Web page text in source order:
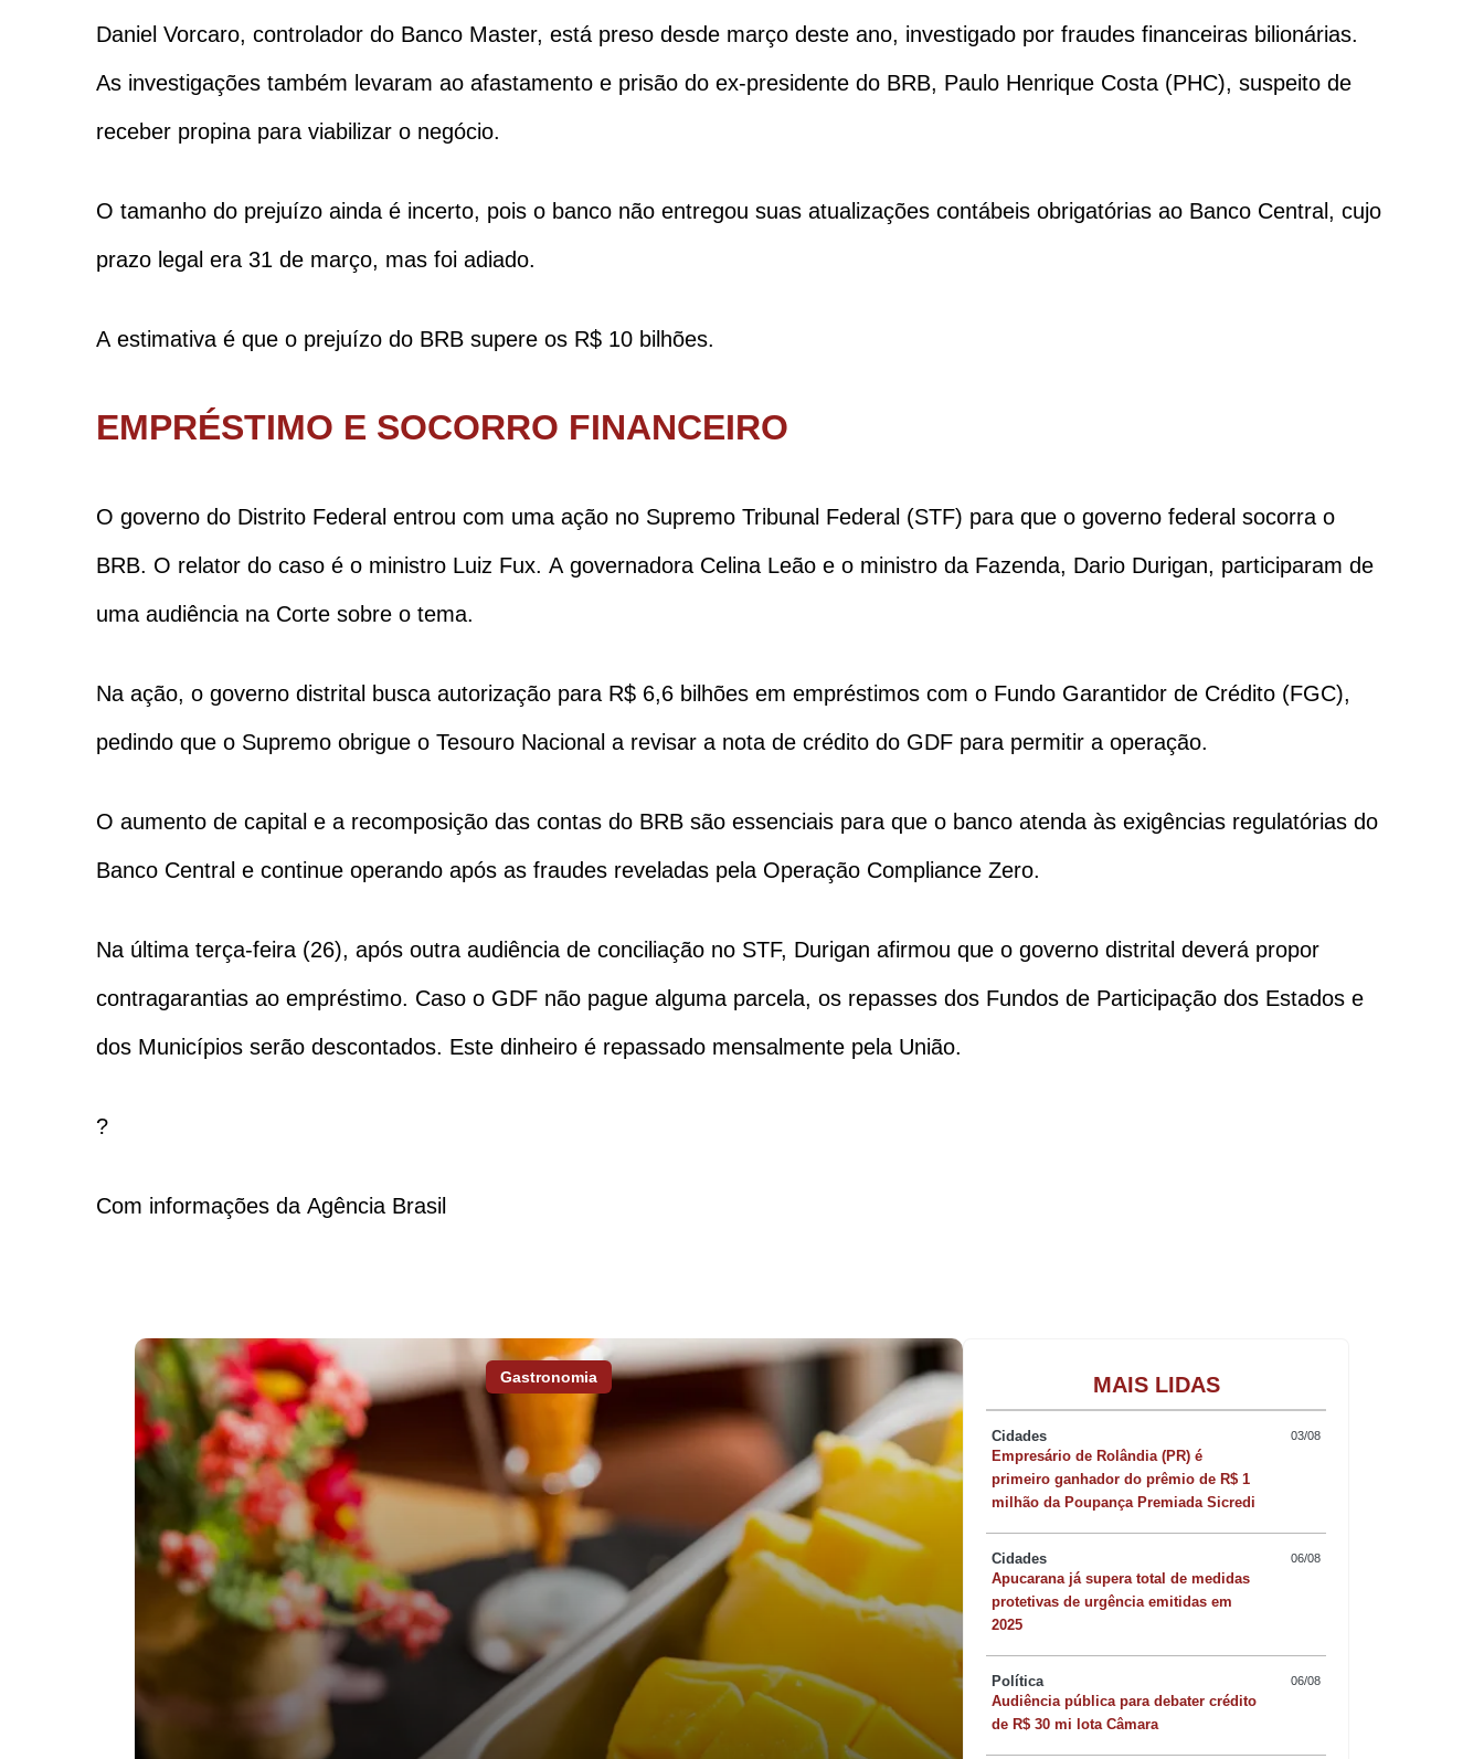
Daniel Vorcaro, controlador do Banco Master, está preso desde março deste ano, investigado por fraudes financeiras bilionárias.
As investigações também levaram ao afastamento e prisão do ex-presidente do BRB, Paulo Henrique Costa (PHC), suspeito de
receber propina para viabilizar o negócio.
O tamanho do prejuízo ainda é incerto, pois o banco não entregou suas atualizações contábeis obrigatórias ao Banco Central, cujo
prazo legal era 31 de março, mas foi adiado.
A estimativa é que o prejuízo do BRB supere os R$ 10 bilhões.
EMPRÉSTIMO E SOCORRO FINANCEIRO
O governo do Distrito Federal entrou com uma ação no Supremo Tribunal Federal (STF) para que o governo federal socorra o
BRB. O relator do caso é o ministro Luiz Fux. A governadora Celina Leão e o ministro da Fazenda, Dario Durigan, participaram de
uma audiência na Corte sobre o tema.
Na ação, o governo distrital busca autorização para R$ 6,6 bilhões em empréstimos com o Fundo Garantidor de Crédito (FGC),
pedindo que o Supremo obrigue o Tesouro Nacional a revisar a nota de crédito do GDF para permitir a operação.
O aumento de capital e a recomposição das contas do BRB são essenciais para que o banco atenda às exigências regulatórias do
Banco Central e continue operando após as fraudes reveladas pela Operação Compliance Zero.
Na última terça-feira (26), após outra audiência de conciliação no STF, Durigan afirmou que o governo distrital deverá propor
contragarantias ao empréstimo. Caso o GDF não pague alguma parcela, os repasses dos Fundos de Participação dos Estados e
dos Municípios serão descontados. Este dinheiro é repassado mensalmente pela União.
?
Com informações da Agência Brasil
Gastronomia MAIS LIDAS
Cidades 03/08
Empresário de Rolândia (PR) é
primeiro ganhador do prêmio de R$ 1
milhão da Poupança Premiada Sicredi
Cidades 06/08
Apucarana já supera total de medidas
protetivas de urgência emitidas em
2025
Política 06/08
Audiência pública para debater crédito
de R$ 30 mi lota Câmara